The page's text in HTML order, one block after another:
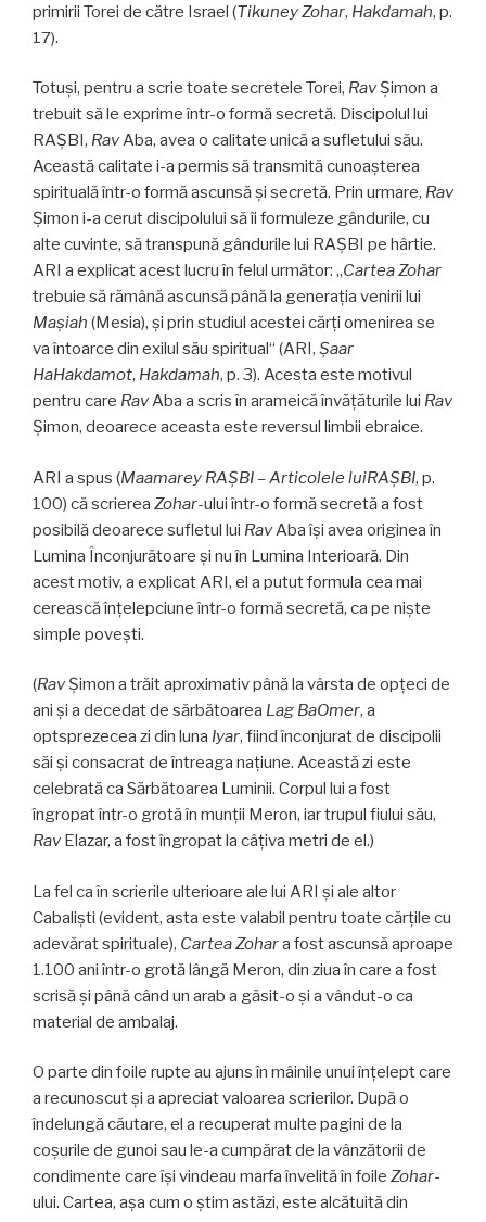
primirii Torei de către Israel (Tikuney Zohar, Hakdamah, p.
17).
Totuşi, pentru a scrie toate secretele Torei, RavŞimon a
trebuit să le exprime într-o formă secretă. Discipolul lui
RAŞBI, RavAba, avea o calitate unică a sufletului său.
Această calitate i-a permis să transmită cunoaşterea
spirituală într-o formă ascunsă şi secretă. Prin urmare, Rav
Şimon i-a cerut discipolului să îi formuleze gândurile, cu
alte cuvinte, să transpună gândurile lui RAŞBI pe hârtie.
ARI a explicat acest lucru în felul următor: „Cartea Zohar
trebuie să rămână ascunsă până la generaţia venirii lui
Maşiah (Mesia), şi prin studiul acestei cărţi omenirea se
va întoarce din exilul său spiritual“ (ARI, Şaar
HaHakdamot, Hakdamah, p. 3). Acesta este motivul
pentru care RavAba a scris în arameică învăţăturile lui Rav
Şimon, deoarece aceasta este reversul limbii ebraice.
ARI a spus (Maamarey RAŞBI – Articolele luiRAŞBI, p.
100) că scrierea Zohar-ului într-o formă secretă a fost
posibilă deoarece sufletul lui RavAba îşi avea originea în
Lumina Înconjurătoare şi nu în Lumina Interioară. Din
acest motiv, a explicat ARI, el a putut formula cea mai
cerească înţelepciune într-o formă secretă, ca pe nişte
simple poveşti.
(RavŞimon a trăit aproximativ până la vârsta de opţeci de
ani şi a decedat de sărbătoarea Lag BaOmer, a
optsprezecea zi din luna Iyar, fiind înconjurat de discipolii
săi şi consacrat de întreaga naţiune. Această zi este
celebrată ca Sărbătoarea Luminii. Corpul lui a fost
îngropat într-o grotă în munţii Meron, iar trupul fiului său,
RavElazar, a fost îngropat la câţiva metri de el.)
La fel ca în scrierile ulterioare ale lui ARI şi ale altor
Cabalişti (evident, asta este valabil pentru toate cărţile cu
adevărat spirituale), Cartea Zohara fost ascunsă aproape
1.100 ani într-o grotă lângă Meron, din ziua în care a fost
scrisă şi până când un arab a găsit-o şi a vândut-o ca
material de ambalaj.
O parte din foile rupte au ajuns în mâinile unui înţelept care
a recunoscut şi a apreciat valoarea scrierilor. După o
îndelungă căutare, el a recuperat multe pagini de la
coşurile de gunoi sau le-a cumpărat de la vânzătorii de
condimente care îşi vindeau marfa învelită în foile Zohar-
ului. Cartea, aşa cum o ştim astăzi, este alcătuită din